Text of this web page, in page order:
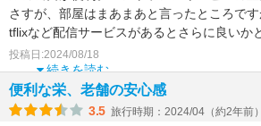
さすが、部屋はまあまあと言ったところで
tflixなど配信サービスがあるとさらに良いか
食は「な
続きを読む
投稿日:2024/08/18
便利な栄、老舗の安心感
3.5 旅行時期：2024/04（約2年前）